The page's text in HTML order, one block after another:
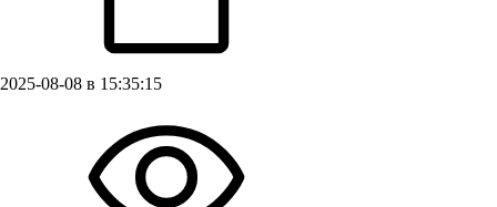
2025-08-08 в 15:35:15